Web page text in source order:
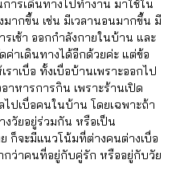
การเดินทางไปทำงาน มาใช้ใน
มากขึ้น เช่น มีเวลานอนมากขึ้น มี
รเช้า ออกกำลังกายในบ้าน และ
ค่าเดินทางได้อีกด้วยค่ะ แต่ข้อ
ราเบื่อ ทั้งเบื่อบ้านเพราะออกไป
าหารการกิน เพราะร้านเปิด
ไปเบื่อคนในบ้าน โดยเฉพาะถ้า
วัยอยู่ร่วมกัน หรือเป็น
ก็จะมีแนวโน้มที่ต่างคนต่างเบื่อ
กว่าคนที่อยู่กับคู่รัก หรืออยู่กับวัย